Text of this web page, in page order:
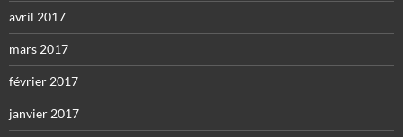
avril 2017
mars 2017
février 2017
janvier 2017